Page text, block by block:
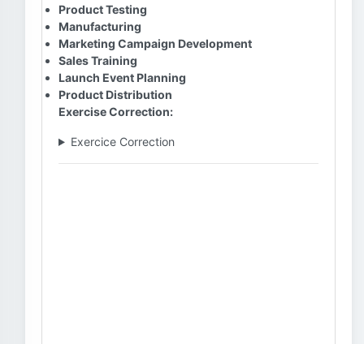
Product Testing
Manufacturing
Marketing Campaign Development
Sales Training
Launch Event Planning
Product Distribution
Exercise Correction:
Exercice Correction